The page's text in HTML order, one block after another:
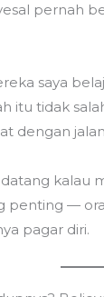
pernah
saya
itu tidak
dengan
datang kalau
penting —
pagar diri.